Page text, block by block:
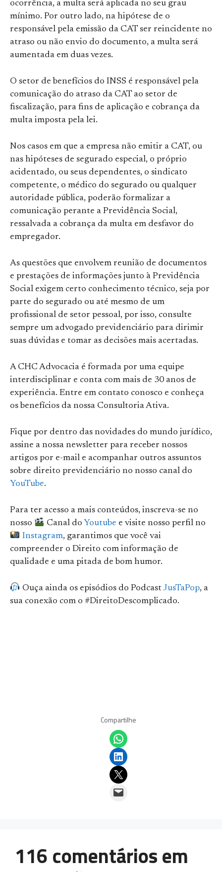
ocorrência, a multa será aplicada no seu grau
mínimo. Por outro lado, na hipótese de o
responsável pela emissão da CAT ser reincidente no
atraso ou não envio do documento, a multa será
aumentada em duas vezes.
O setor de benefícios do INSS é responsável pela
comunicação do atraso da CAT ao setor de
fiscalização, para fins de aplicação e cobrança da
multa imposta pela lei.
Nos casos em que a empresa não emitir a CAT, ou
nas hipóteses de segurado especial, o próprio
acidentado, ou seus dependentes, o sindicato
competente, o médico do segurado ou qualquer
autoridade pública, poderão formalizar a
comunicação perante a Previdência Social,
ressalvada a cobrança da multa em desfavor do
empregador.
As questões que envolvem reunião de documentos
e prestações de informações junto à Previdência
Social exigem certo conhecimento técnico, seja por
parte do segurado ou até mesmo de um
profissional de setor pessoal, por isso, consulte
sempre um advogado previdenciário para dirimir
suas dúvidas e tomar as decisões mais acertadas.
A CHC Advocacia é formada por uma equipe
interdisciplinar e conta com mais de 30 anos de
experiência. Entre em contato conosco e conheça
os benefícios da nossa Consultoria Ativa.
Fique por dentro das novidades do mundo jurídico,
assine a nossa newsletter para receber nossos
artigos por e-mail e acompanhar outros assuntos
sobre direito previdenciário no nosso canal do
YouTube.
Para ter acesso a mais conteúdos, inscreva-se no
nosso
Canal do Youtube e visite nosso perfil no
Instagram, garantimos que você vai
compreender o Direito com informação de
qualidade e uma pitada de bom humor.
Ouça ainda os episódios do PodcastJusTaPop, a
sua conexão com o #DireitoDescomplicado.
Compartilhe
Share on WhatsApp
Share on LinkedIn
Email this Page
Email this Page
116 comentários em